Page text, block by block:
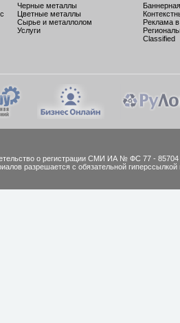
Черные металлы
Цветные металлы
Сырье и металлолом
Услуги
Реклама
Classified
о регистрации СМИ ИА № ФС 77 - 85704
разрешается с обязательной гиперссылкой